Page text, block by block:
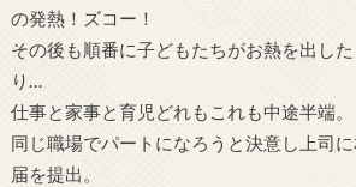
の発熱！ズコー！
その後も順番に子どもたちがお熱を出し
り…
仕事と家事と育児どれもこれも中途半端。
同じ職場でパートになろうと決意し上司
届を提出。